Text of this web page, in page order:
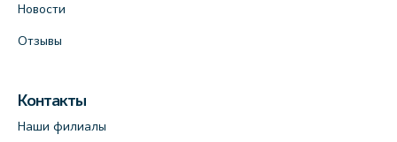
Новости
Отзывы
Контакты
Наши филиалы